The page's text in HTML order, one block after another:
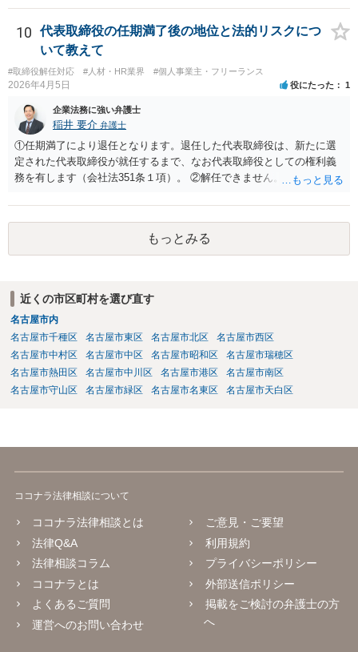
す。 この掲示板での私からの回答はこれで終わりにさせていただぎ
す。より詳しくは、証拠を持参の上、法律事務所に赴いて弁護士に直
接相談•依頼してみることをご検討下さい。
えになられたい理由、原告側の温度感、裁判の流れ、判決となったと
きの見通しなどの事情を排除して、和解に関する要求の妥当性を部分
的にのみ責任を持って判断することはできません。 セカンドオピニオ
ンをご希望であれば、掲示板上で漠然と質問されるよりも、 実際に訴
訟に関する資料や経緯を踏まえて、直接弁護士事務所にてご相談され
る方が良いかと思います。
10
代表取締役の任期満了後の地位と法的リスクにつ
いて教えて
#取締役解任対応 #人材・HR業界 #個人事業主・フリーランス
2026年4月5日 役にたった 1
企業法務に強い弁護士
稲井 要介 弁護士
①任期満了により退任となります。退任した代表取締役は、新たに選
定された代表取締役が就任するまで、なお代表取締役としての権利義
務を有します（会社法351条１項）。 ②解任できません。 ③金融機関
可能性があります。また、権利義務代表取締役であっても、第三者か
ら損害賠償請求を受けるリスクがあります（会社法429条１項）。
もっとみる
近くの市区町村を選び直す
名古屋市内
名古屋市千種区
名古屋市東区 名古屋市北区
名古屋市西区
名古屋市中村区
名古屋市中区 名古屋市昭和区
名古屋市瑞穂区
名古屋市熱田区
名古屋市中川区 名古屋市港区
名古屋市南区
名古屋市守山区
名古屋市緑区 名古屋市名東区 名古屋市天白区
ココナラ法律相談について
ココナラ法律相談とは
法律Q&A
法律相談コラム
ココナラとは
よくあるご質問
運営へのお問い合わせ
ご意見・ご要望
利用規約
プライバシーポリシー
外部送信ポリシー
掲載をご検討の弁護士の方
へ